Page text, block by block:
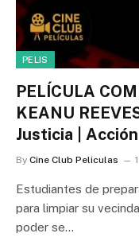
PELIS
PELÍCULA
KEANU
Justicia |
By Cine Club Peliculas
Estudiantes de
para limpiar su
poder se…